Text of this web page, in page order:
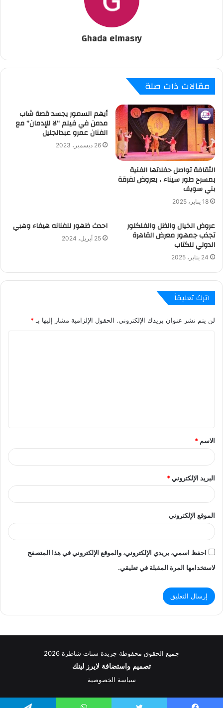
Ghada elmasry
مقالات ذات صلة
الثقافة تواصل حفلاتها الفنية
بمسرح طور سيناء ، بعروض لفرقة
بني سويف
18 يناير، 2025
أيهم السمور يجسد قصة شاب
مدمن في فيلم “لا للإدمان” مع
الفنان عمرو عبدالجليل
26 ديسمبر، 2023
عروض الخيال والظل والفلكلور
تجذب جمهور معرض القاهرة
الدولي للكتاب
24 يناير، 2025
احدث ظهور للفنانه هيفاء وهبي
25 أبريل، 2024
اترك تعليقاً
لن يتم نشر عنوان بريدك الإلكتروني. الحقول الإلزامية مشار إليها بـ *
ق
*
الاسم *
البريد الإلكتروني*
الموقع الإلكتروني
احفظ اسمي، بريدي الإلكتروني، والموقع الإلكتروني في هذا المتصفح
لاستخدامها المرة المقبلة في تعليقي.
جميع الحقوق محفوظة جريدة ستات شاطرة 2026
تصميم واستضافة لايرز لينك
سياسة الخصوصية